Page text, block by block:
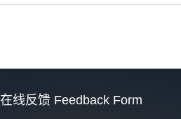
在线反馈 Feedback Form